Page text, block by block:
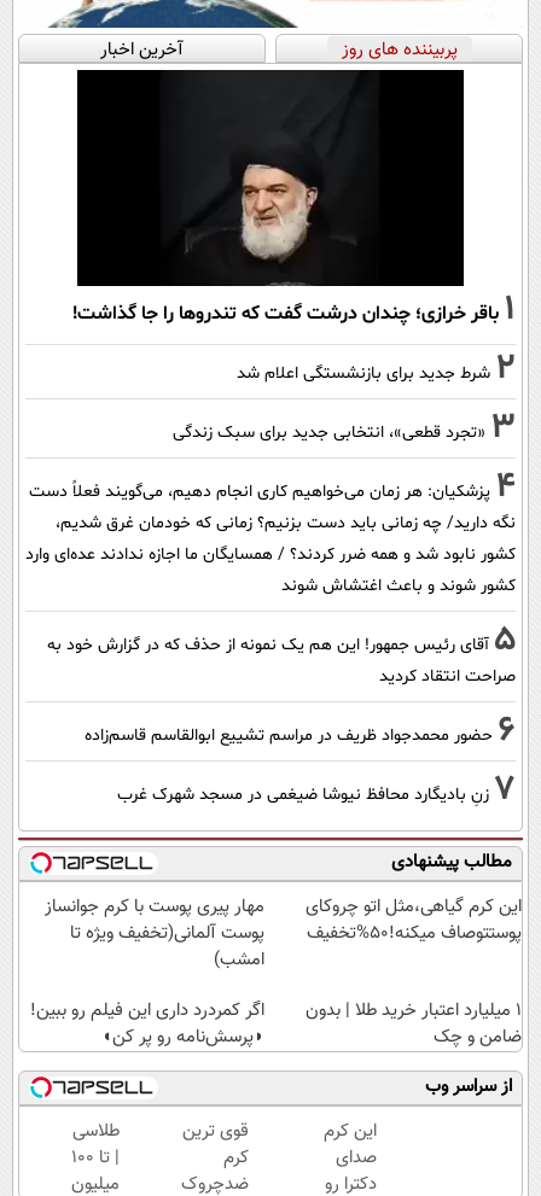
پربیننده های روز آخرین اخبار
1 باقر خرازی؛ چندان درشت گفت که تندروها را جا گذاشت!
2 شرط جدید برای بازنشستگی اعلام شد
3 «تجرد قطعی»، انتخابی جدید برای سبک زندگی
4 پزشکیان: هر زمان می‌خواهیم کاری انجام دهیم، می‌گویند فعلاً دست
نگه دارید/ چه زمانی باید دست بزنیم؟ زمانی که خودمان غرق شدیم،
کشور نابود شد و همه ضرر کردند؟ / همسایگان ما اجازه ندادند عده‌ای وارد
کشور شوند و باعث اغتشاش شوند
5 آقای رئیس جمهور! این هم یک نمونه از حذف که در گزارش خود به
صراحت انتقاد کردید
6 حضور محمدجواد ظریف در مراسم تشییع ابوالقاسم قاسم‌زاده
7 زنِ بادیگارد محافظ نیوشا ضیغمی در مسجد شهرک غرب
مطالب پیشنهادی
این کرم گیاهی،مثل اتو چروکای
پوستتوصاف میکنه!50%تخفیف
مهار پیری پوست با کرم جوانساز
پوست آلمانی(تخفیف ویژه تا
امشب)
۱ میلیارد اعتبار خرید طلا | بدون
ضامن و چک
اگر کمردرد داری این فیلم رو ببین!
◗پرسش‌نامه رو پر کن◖
از سراسر وب
این کرم
صدای
دکترا رو
قوی ترین
کرم
ضدچروک
طلاسی
| تا 100
میلیون